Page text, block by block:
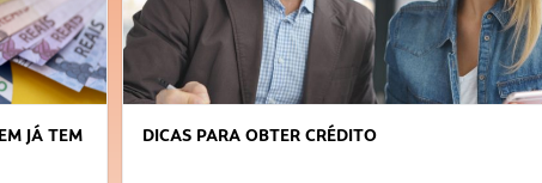
FAÇA A DIFERENÇA: SEJA SUSTENTÁVEL, SEJA